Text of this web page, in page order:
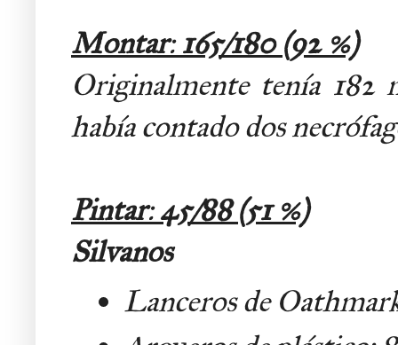
Montar:165/180 (92 %)
Originalmente tenía 182
había contado dos
Pintar:45/88 (51 %)
Silvanos
Lanceros de